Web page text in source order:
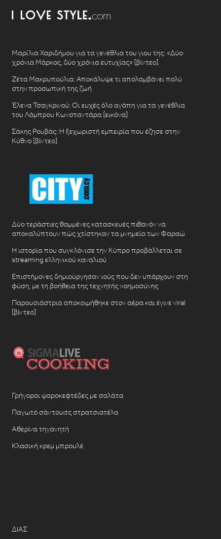
Μαρίλια Χαριδήμου για τα γενέθλια του γιου της: «Δύο
χρόνια Μάρκος, δύο χρόνια ευτυχίας» [βίντεο]
Ζέτα Μακρυπούλια: Αποκάλυψε τι απολαμβάνει πολύ
στην προσωπική της ζωή
Έλενα Τσαγκρινού: Οι ευχές όλο αγάπη για τα γενέθλια
του Λάμπρου Κωνσταντάρα [εικόνα]
Σάκης Ρουβάς: Η ξεχωριστή εμπειρία που έζησε στην
Κύθνο [βίντεο]
Δύο τεράστιες θαμμένες κατασκευές πιθανόν να
αποκαλύπτουν πώς χτίστηκαν τα μνημεία των Φαραώ
Η ιστορία που συγκλόνισε την Κύπρο προβάλλεται σε
streaming ελληνικού καναλιού
Επιστήμονες δημιούργησαν ιούς που δεν υπάρχουν στη
φύση, με τη βοήθεια της τεχνητής νοημοσύνης
Παρουσιάστρια αποκοιμήθηκε στον αέρα και έγινε viral
[βίντεο]
Γρήγοροι ψαροκεφτέδες με σαλάτα
Παγωτό σάντουιτς στρατσιατέλα
Αθερίνα τηγανητή
Κλασική κρεμ μπρουλέ
ΔΙΑΣ